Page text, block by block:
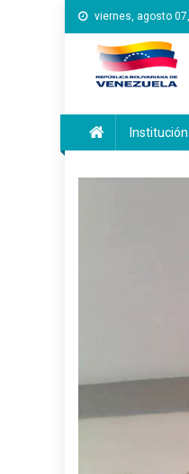
Saltar
al
contenido
viernes, agosto
Inces
Institución